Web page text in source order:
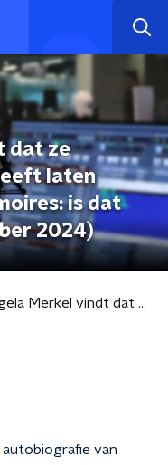
dat ze
laten
is dat
2024)
Angela Merkel vindt dat ze nauwelijks steken heeft laten vallen, blijkt uit memoires: is dat terecht? (26 november 2024)
van